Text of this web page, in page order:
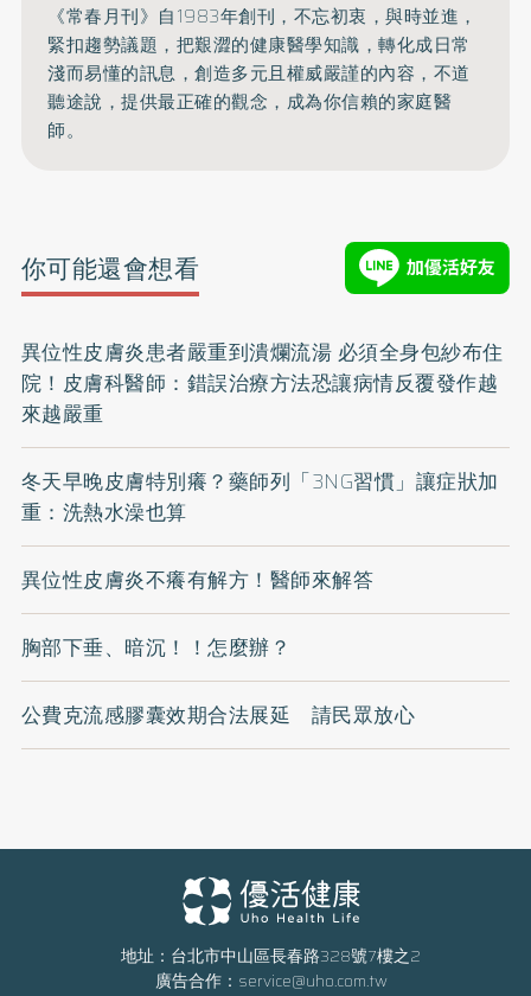
《常春月刊》自1983年創刊，不忘初衷，與時並進，
緊扣趨勢議題，把艱澀的健康醫學知識，轉化成日常
淺而易懂的訊息，創造多元且權威嚴謹的內容， 不道
聽途說，提供最正確的觀念，成為你信賴的家庭醫
師。
你可能還會想看
異位性皮膚炎患者嚴重到潰爛流湯 必須全身包紗布住
院！皮膚科醫師：錯誤治療方法恐讓病情反覆發作越
來越嚴重
冬天早晚皮膚特別癢？藥師列「3NG習慣」讓症狀加
重：洗熱水澡也算
異位性皮膚炎不癢有解方！醫師來解答
胸部下垂、暗沉！！怎麼辦？
公費克流感膠囊效期合法展延 請民眾放心
地址：台北市中山區長春路328號7樓之2
廣告合作： service@uho.com.tw